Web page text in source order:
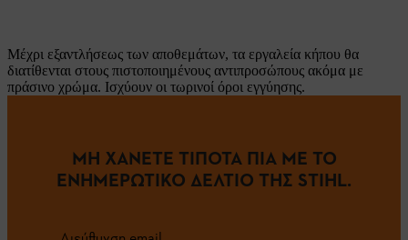
Μέχρι εξαντλήσεως των αποθεμάτων, τα εργαλεία κήπου θα
διατίθενται στους πιστοποιημένους αντιπροσώπους ακόμα με
πράσινο χρώμα. Ισχύουν οι τωρινοί όροι εγγύησης.
ΜΗ ΧΑΝΕΤΕ ΤΙΠΟΤΑ ΠΙΑ ΜΕ ΤΟ
ΕΝΗΜΕΡΩΤΙΚΟ ΔΕΛΤΙΟ ΤΗΣ STIHL.